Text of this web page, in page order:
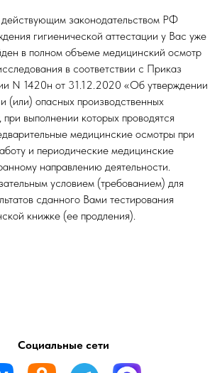
действующим законодательством РФ
гигиенической аттестации у Вас уже
в полном объеме медицинский осмотр
в соответствии с Приказ
N 1420н от 31.12.2020 «Об утверждении
(или) опасных производственных
при выполнении которых проводятся
медицинские осмотры при
и периодические медицинские
направлению деятельности.
условием (требованием) для
сданного Вами тестирования
книжке (ее продления).
Социальные сети